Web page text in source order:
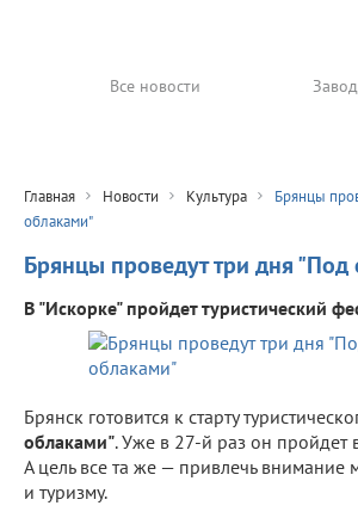
Все новости
Главная Новости Культура
Брянцы
облаками"
Брянцы проведут три дня "Под
В "Искорке" пройдет туристический
Брянск готовится к старту
облаками". Уже в 27-й раз он пройдет
А цель все та же — привлечь внимание
и туризму.